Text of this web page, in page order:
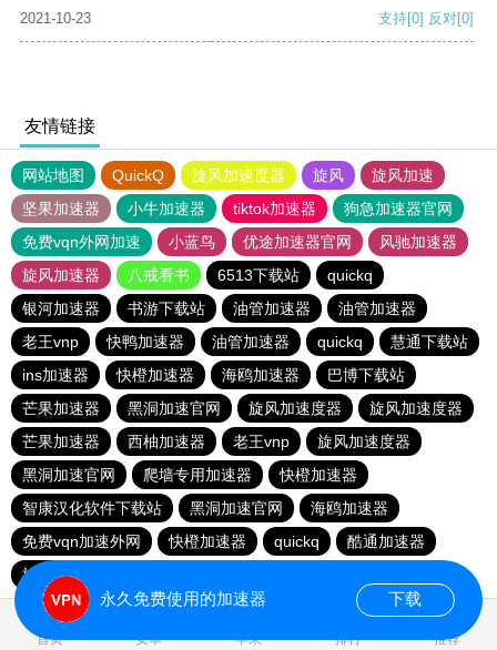
2021-10-23 支持[0] 反对[0]
友情链接
网站地图 QuickQ 旋风加速度器 旋风
旋风加速
坚果加速器
小牛加速器 tiktok加速器
狗急加速器官网
免费vqn外网加速
小蓝鸟 优途加速器官网
风驰加速器
旋风加速器
八戒看书 6513下载站
quickq
银河加速器
书游下载站 油管加速器
油管加速器
老王vnp
快鸭加速器 油管加速器 quickq
慧通下载站
ins加速器
快橙加速器 海鸥加速器
巴博下载站
芒果加速器
黑洞加速官网 旋风加速度器
旋风加速度器
芒果加速器
西柚加速器 老王vnp
旋风加速度器
黑洞加速官网
爬墙专用加速器
快橙加速器
智康汉化软件下载站
黑洞加速官网
海鸥加速器
免费vqn加速外网
快橙加速器 quickq
酷通加速器
旋风加速度器
首页 安卓 苹果 排行 推荐
永久免费使用的加速器 下载
0.177177s